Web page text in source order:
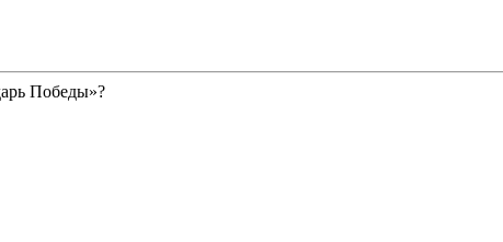
Победы»?